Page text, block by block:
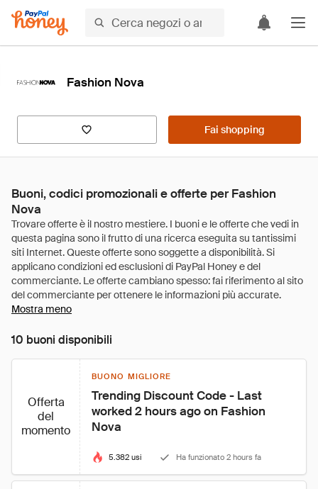
Fashion Nova
Fai shopping
Buoni, codici promozionali e offerte per Fashion
Nova
Mostra meno
10 buoni disponibili
Offerta
del
momento
BUONO MIGLIORE
Trending Discount Code - Last
worked 2 hours ago on Fashion
Nova
5.382 usi Ha funzionato 2 hours fa